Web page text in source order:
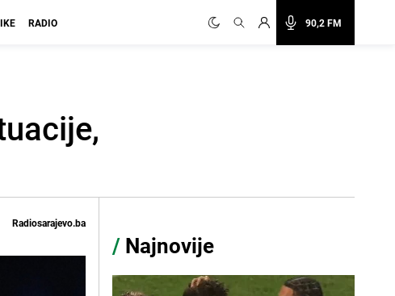
90,2 FM
RADIO
Radiosarajevo.ba
/ Najnovije